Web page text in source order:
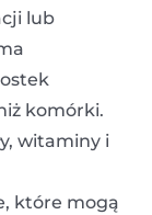
lub
komórki.
witaminy i
które mogą